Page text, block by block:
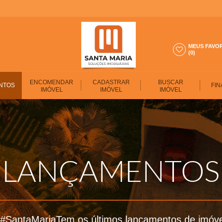
MEUS
(0)
ENCOMENDAR
IMÓVEL
CADASTRAR
IMÓVEL
BUSCAR
IMÓVEL
LANÇAMENTOS
os últimos lançamentos de